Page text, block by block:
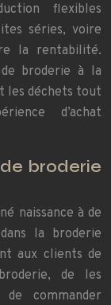
flexibles
séries, voire
la rentabilité.
broderie à la
les déchets tout
d’achat
broderie
naissance à de
la broderie
aux clients de
de les
commander